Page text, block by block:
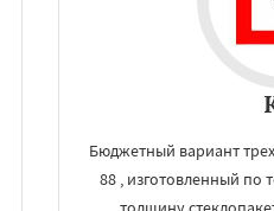
Бюджетный вариант
88 , изготовленный по